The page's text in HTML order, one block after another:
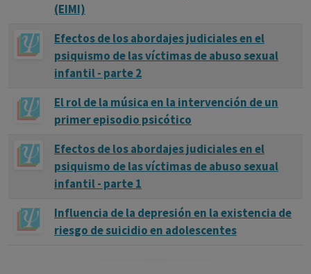
(EIMI)
Efectos de los abordajes judiciales en el
psiquismo de las víctimas de abuso sexual
infantil - parte 2
El rol de la música en la intervención de un
primer episodio psicótico
Efectos de los abordajes judiciales en el
psiquismo de las víctimas de abuso sexual
infantil - parte 1
Influencia de la depresión en la existencia de
riesgo de suicidio en adolescentes